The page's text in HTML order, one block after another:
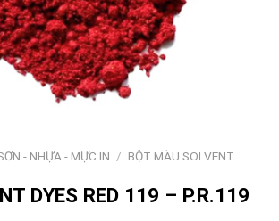
- NHỰA - MỰC IN / BỘT MÀU SOLVENT
DYES RED 119 – P.R.119